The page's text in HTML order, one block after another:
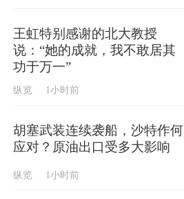
王虹特别感谢的北大教授
说：“她的成就，我不敢居其
功于万一”
纵览 1小时前
胡塞武装连续袭船，沙特作何
应对？原油出口受多大影响
纵览 1小时前